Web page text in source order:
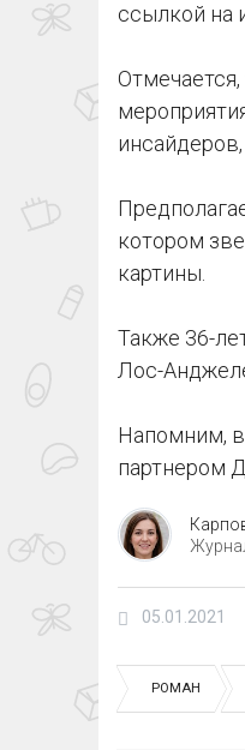
ссылкой на
котором
картины.
Также 36-
Лос-
Напомним, в
партнером
05.01.2021
РОМАН